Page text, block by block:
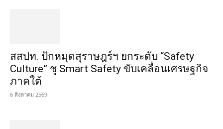
สสปท. ปักหมุดสุราษฎร์ฯ ยกระดับ “Safety
Culture” ชู Smart Safety ขับเคลื่อนเศรษฐกิจ
ภาคใต้
6 สิงหาคม 2569